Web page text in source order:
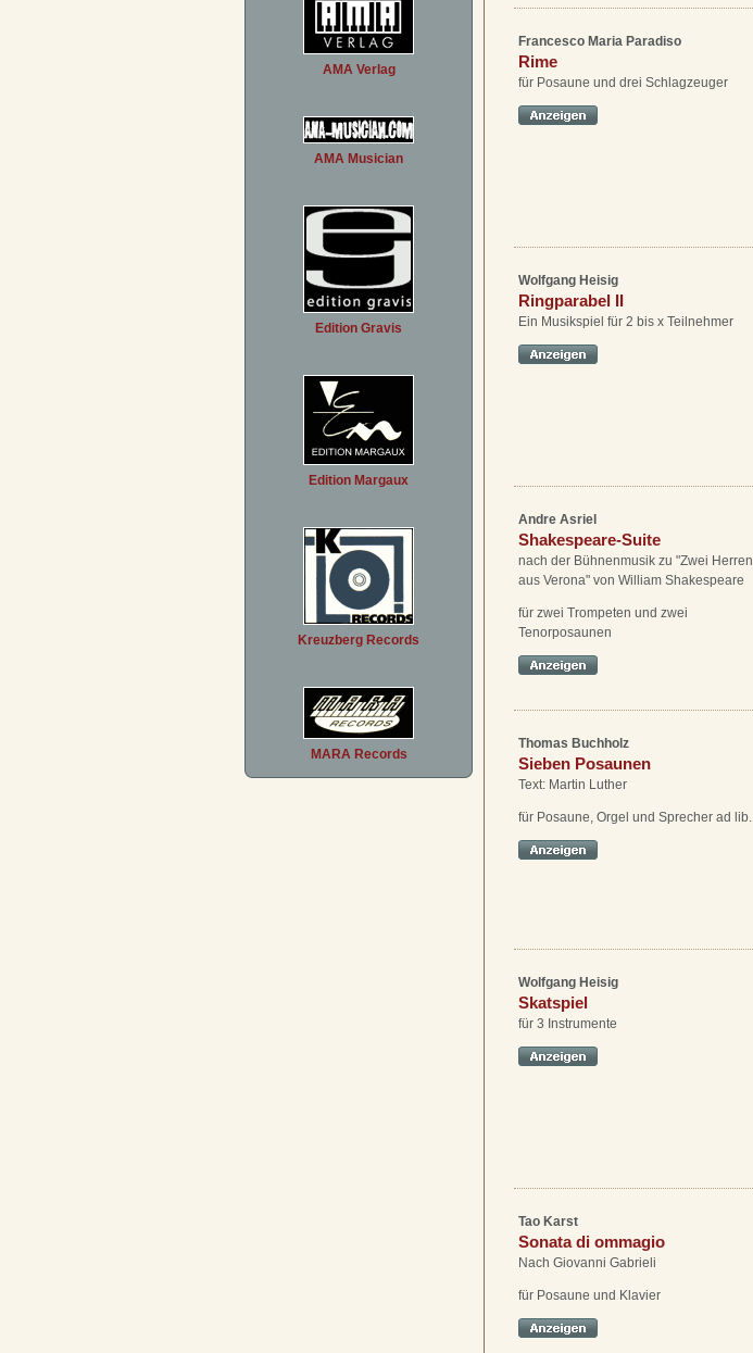
AMA Verlag
AMA Musician
Edition Gravis
Edition Margaux
Kreuzberg Records
MARA Records
Francesco Maria Paradiso
Rime
für Posaune und drei Schlagzeuger
Wolfgang Heisig
Ringparabel II
Ein Musikspiel für 2 bis x Teilnehmer
Andre Asriel
Shakespeare-Suite
nach der Bühnenmusik zu "Zwei Herren
aus Verona" von William Shakespeare
für zwei Trompeten und zwei
Tenorposaunen
Thomas Buchholz
Sieben Posaunen
Text: Martin Luther
für Posaune, Orgel und Sprecher ad lib.
Wolfgang Heisig
Skatspiel
für 3 Instrumente
Tao Karst
Sonata di ommagio
Nach Giovanni Gabrieli
für Posaune und Klavier